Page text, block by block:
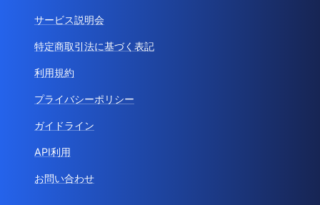
サービス説明会
特定商取引法に基づく表記
利用規約
プライバシーポリシー
ガイドライン
API利用
お問い合わせ